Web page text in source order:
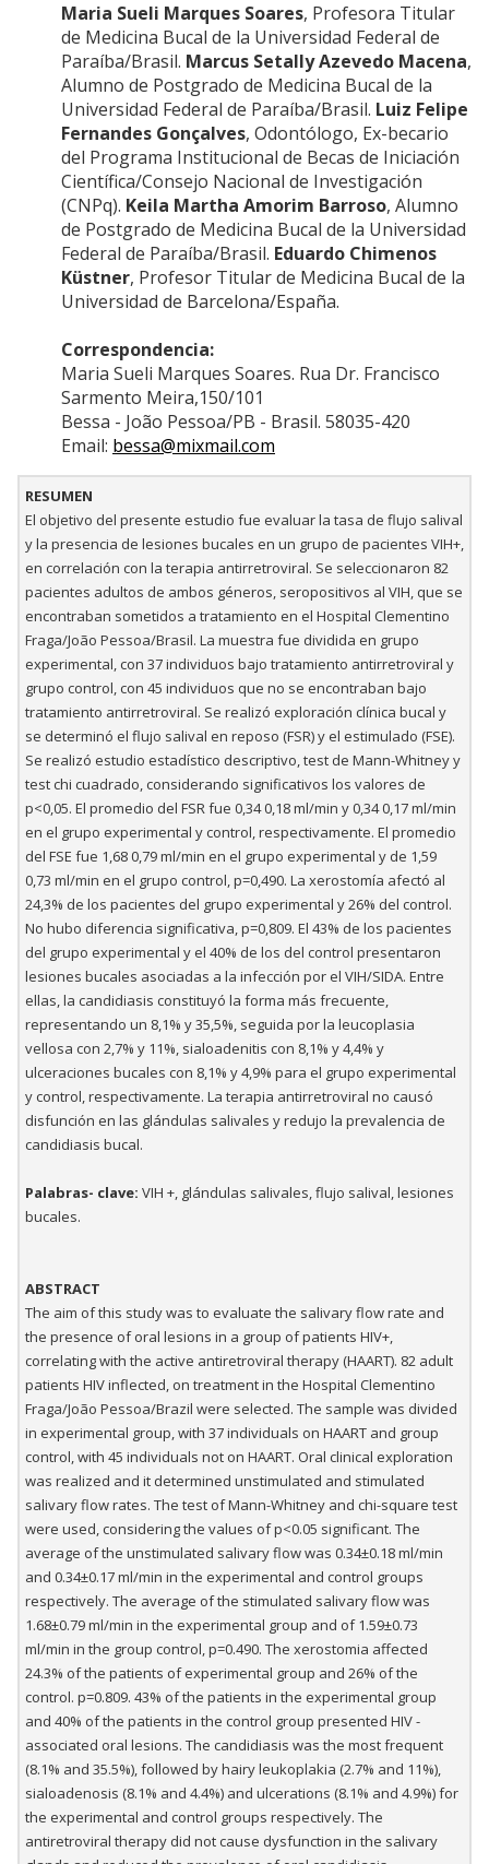
Maria Sueli Marques Soares, Profesora Titular
de Medicina Bucal de la Universidad Federal de
Paraíba/Brasil. Marcus Setally Azevedo Macena,
Alumno de Postgrado de Medicina Bucal de la
Universidad Federal de Paraíba/Brasil. Luiz Felipe
Fernandes Gonçalves, Odontólogo, Ex-becario
del Programa Institucional de Becas de Iniciación
Científica/Consejo Nacional de Investigación
(CNPq). Keila Martha Amorim Barroso, Alumno
de Postgrado de Medicina Bucal de la Universidad
Federal de Paraíba/Brasil. Eduardo Chimenos
Küstner, Profesor Titular de Medicina Bucal de la
Universidad de Barcelona/España.
Correspondencia:
Maria Sueli Marques Soares. Rua Dr. Francisco
Sarmento Meira,150/101
Bessa - João Pessoa/PB - Brasil. 58035-420
Email: bessa@mixmail.com
RESUMEN
El objetivo del presente estudio fue evaluar la tasa de flujo salival
y la presencia de lesiones bucales en un grupo de pacientes VIH+,
en correlación con la terapia antirretroviral. Se seleccionaron 82
pacientes adultos de ambos géneros, seropositivos al VIH, que se
encontraban sometidos a tratamiento en el Hospital Clementino
Fraga/João Pessoa/Brasil. La muestra fue dividida en grupo
experimental, con 37 individuos bajo tratamiento antirretroviral y
grupo control, con 45 individuos que no se encontraban bajo
tratamiento antirretroviral. Se realizó exploración clínica bucal y
se determinó el flujo salival en reposo (FSR) y el estimulado (FSE).
Se realizó estudio estadístico descriptivo, test de Mann-Whitney y
test chi cuadrado, considerando significativos los valores de
p<0,05. El promedio del FSR fue 0,34 0,18 ml/min y 0,34 0,17 ml/min
en el grupo experimental y control, respectivamente. El promedio
del FSE fue 1,68 0,79 ml/min en el grupo experimental y de 1,59
0,73 ml/min en el grupo control, p=0,490. La xerostomía afectó al
24,3% de los pacientes del grupo experimental y 26% del control.
No hubo diferencia significativa, p=0,809. El 43% de los pacientes
del grupo experimental y el 40% de los del control presentaron
lesiones bucales asociadas a la infección por el VIH/SIDA. Entre
ellas, la candidiasis constituyó la forma más frecuente,
representando un 8,1% y 35,5%, seguida por la leucoplasia
vellosa con 2,7% y 11%, sialoadenitis con 8,1% y 4,4% y
ulceraciones bucales con 8,1% y 4,9% para el grupo experimental
y control, respectivamente. La terapia antirretroviral no causó
disfunción en las glándulas salivales y redujo la prevalencia de
candidiasis bucal.
Palabras- clave: VIH +, glándulas salivales, flujo salival, lesiones
bucales.
ABSTRACT
The aim of this study was to evaluate the salivary flow rate and
the presence of oral lesions in a group of patients HIV+,
correlating with the active antiretroviral therapy (HAART). 82 adult
patients HIV inflected, on treatment in the Hospital Clementino
Fraga/João Pessoa/Brazil were selected. The sample was divided
in experimental group, with 37 individuals on HAART and group
control, with 45 individuals not on HAART. Oral clinical exploration
was realized and it determined unstimulated and stimulated
salivary flow rates. The test of Mann-Whitney and chi-square test
were used, considering the values of p<0.05 significant. The
average of the unstimulated salivary flow was 0.34±0.18 ml/min
and 0.34±0.17 ml/min in the experimental and control groups
respectively. The average of the stimulated salivary flow was
1.68±0.79 ml/min in the experimental group and of 1.59±0.73
ml/min in the group control, p=0.490. The xerostomia affected
24.3% of the patients of experimental group and 26% of the
control. p=0.809. 43% of the patients in the experimental group
and 40% of the patients in the control group presented HIV -
associated oral lesions. The candidiasis was the most frequent
(8.1% and 35.5%), followed by hairy leukoplakia (2.7% and 11%),
sialoadenosis (8.1% and 4.4%) and ulcerations (8.1% and 4.9%) for
the experimental and control groups respectively. The
antiretroviral therapy did not cause dysfunction in the salivary